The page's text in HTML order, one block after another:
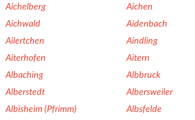
Aichelberg Aichen
Aichwald Aidenbach
Ailertchen Aindling
Aiterhofen Aitern
Albaching Albbruck
Alberstedt Albersweiler
Albisheim (Pfrimm) Albsfelde